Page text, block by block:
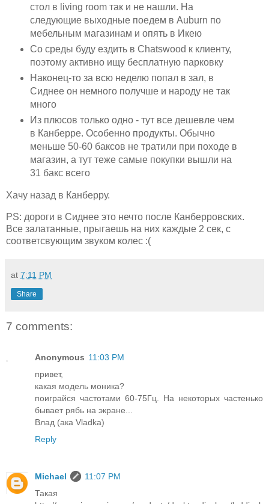
стол в living room так и не нашли. На
следующие выходные поедем в Auburn по
мебельным магазинам и опять в Икею
Со среды буду ездить в Chatswood к клиенту,
поэтому активно ищу бесплатную парковку
Наконец-то за всю неделю попал в зал, в
Сиднее он немного получше и народу не так
много
Из плюсов только одно - тут все дешевле чем
в Канберре. Особенно продукты. Обычно
меньше 50-60 баксов не тратили при походе в
магазин, а тут теже самые покупки вышли на
31 бакс всего
Хачу назад в Канберру.
PS: дороги в Сиднее это нечто после Канберровских.
Все залатанные, прыгаешь на них каждые 2 сек, с
соответсвующим звуком колес :(
at 7:11 PM
Share
7 comments:
Anonymous 11:03 PM
привет,
какая модель моника?
поиграйся частотами 60-75Гц. На некоторых частенько
бывает рябь на экране...
Влад (ака Vladka)
Reply
Michael
11:07 PM
Такая